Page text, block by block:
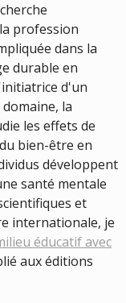
profession
dans la
durable en
d'un
la
les effets de
bien-être en
développent
santé mentale
et
internationale, je
éducatif avec
aux éditions